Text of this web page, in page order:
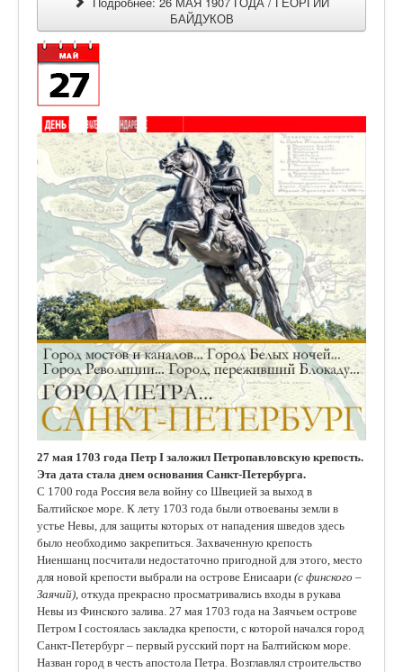
БАЙДУКОВ
27 мая 1703 года Петр I заложил Петропавловскую крепость.
Эта дата стала днем основания Санкт-Петербурга.
С 1700 года Россия вела войну со Швецией за выход в
Балтийское море. К лету 1703 года были отвоеваны земли в
устье Невы, для защиты которых от нападения шведов здесь
было необходимо закрепиться. Захваченную крепость
Ниеншанц посчитали недостаточно пригодной для этого, место
для новой крепости выбрали на острове Енисаари (с финского –
Заячий), откуда прекрасно просматривались входы в рукава
Невы из Финского залива. 27 мая 1703 года на Заячьем острове
Петром I состоялась закладка крепости, с которой начался город
Санкт-Петербург – первый русский порт на Балтийском море.
Назван город в честь апостола Петра. Возглавлял строительство